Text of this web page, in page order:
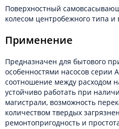
Поверхностный
колесом центробежного типа
Применение
Предназначен для бытового
особенностями насосов серии
соотношение между расходом
устойчиво работать при
магистрали, возможность
количеством твердых
ремонтопригодность и